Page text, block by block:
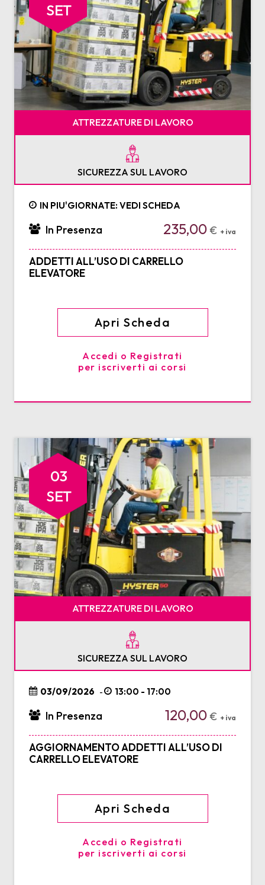
SET
ATTREZZATURE DI LAVORO
SICUREZZA SUL LAVORO
IN PIU'GIORNATE: VEDI SCHEDA
235,00€ + iva
In Presenza
ADDETTI ALL’USO DI CARRELLO
ELEVATORE
Apri Scheda
Accedi o Registrati
per iscriverti ai corsi
03
SET
ATTREZZATURE DI LAVORO
SICUREZZA SUL LAVORO
03/09/2026 - 13:00 - 17:00
120,00€ + iva
In Presenza
AGGIORNAMENTO ADDETTI ALL’USO DI
CARRELLO ELEVATORE
Apri Scheda
Accedi o Registrati
per iscriverti ai corsi